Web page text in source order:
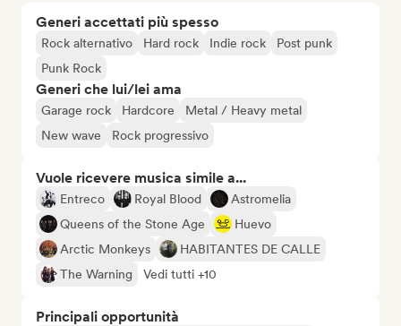
Generi accettati più spesso
Rock alternativo Hard rock Indie rock
Post punk
Punk Rock
Generi che lui/lei ama
Garage rock Hardcore
Metal / Heavy metal
New wave
Rock progressivo
Vuole ricevere musica simile a...
Entreco Royal Blood
Astromelia
Queens of the Stone Age
Huevo
Arctic Monkeys
HABITANTES DE CALLE
The Warning
Vedi tutti +10
Principali opportunità